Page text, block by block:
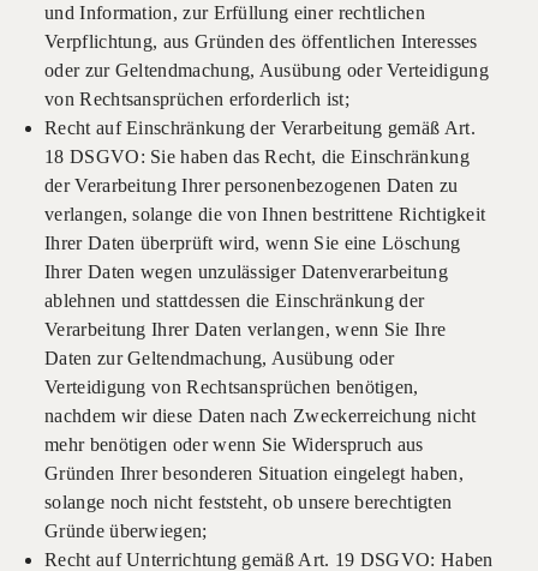
und Information, zur Erfüllung einer rechtlichen
Verpflichtung, aus Gründen des öffentlichen Interesses
oder zur Geltendmachung, Ausübung oder Verteidigung
von Rechtsansprüchen erforderlich ist;
Recht auf Einschränkung der Verarbeitung gemäß Art.
18 DSGVO: Sie haben das Recht, die Einschränkung
der Verarbeitung Ihrer personenbezogenen Daten zu
verlangen, solange die von Ihnen bestrittene Richtigkeit
Ihrer Daten überprüft wird, wenn Sie eine Löschung
Ihrer Daten wegen unzulässiger Datenverarbeitung
ablehnen und stattdessen die Einschränkung der
Verarbeitung Ihrer Daten verlangen, wenn Sie Ihre
Daten zur Geltendmachung, Ausübung oder
Verteidigung von Rechtsansprüchen benötigen,
nachdem wir diese Daten nach Zweckerreichung nicht
mehr benötigen oder wenn Sie Widerspruch aus
Gründen Ihrer besonderen Situation eingelegt haben,
solange noch nicht feststeht, ob unsere berechtigten
Gründe überwiegen;
Recht auf Unterrichtung gemäß Art. 19 DSGVO: Haben